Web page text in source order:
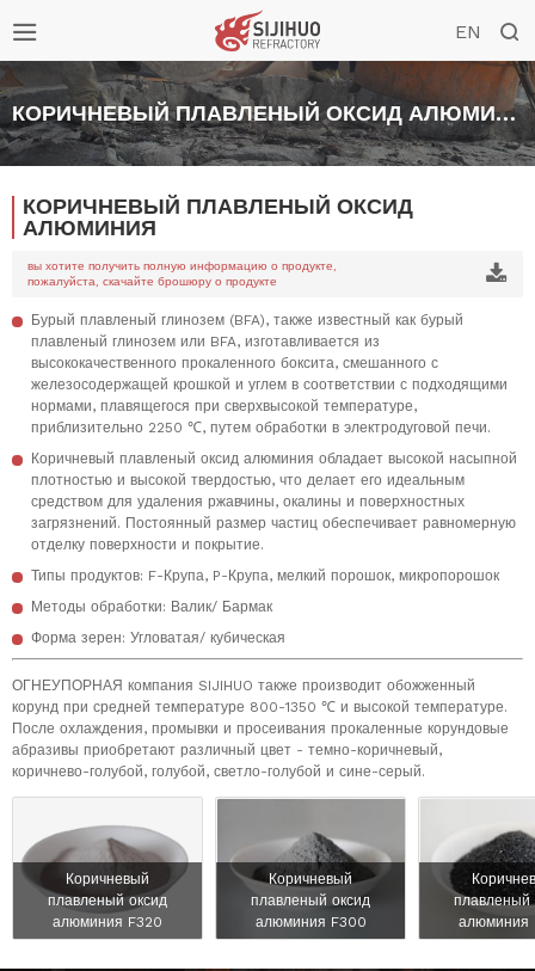
 EN 
КОРИЧНЕВЫЙ ПЛАВЛЕНЫЙ ОКСИД АЛЮМИНИЯ
КОРИЧНЕВЫЙ ПЛАВЛЕНЫЙ ОКСИД
АЛЮМИНИЯ
вы хотите получить полную информацию о продукте,
пожалуйста, скачайте брошюру о продукте

Бурый плавленый глинозем (BFA), также известный как бурый
плавленый глинозем или BFA, изготавливается из
высококачественного прокаленного боксита, смешанного с
железосодержащей крошкой и углем в соответствии с подходящими
нормами, плавящегося при сверхвысокой температуре,
приблизительно 2250 ℃, путем обработки в электродуговой печи.
Коричневый плавленый оксид алюминия обладает высокой насыпной
плотностью и высокой твердостью, что делает его идеальным
средством для удаления ржавчины, окалины и поверхностных
загрязнений. Постоянный размер частиц обеспечивает равномерную
отделку поверхности и покрытие.
Типы продуктов: F-Крупа, P-Крупа, мелкий порошок, микропорошок
Методы обработки: Валик/ Бармак
Форма зерен: Угловатая/ кубическая
ОГНЕУПОРНАЯ компания SIJIHUO также производит обожженный
корунд при средней температуре 800-1350 ℃ и высокой температуре.
После охлаждения, промывки и просеивания прокаленные корундовые
абразивы приобретают различный цвет - темно-коричневый,
коричнево-голубой, голубой, светло-голубой и сине-серый.
Коричневый
плавленый оксид
алюминия F320
Коричневый
плавленый оксид
алюминия F300
плавленый
алюминия